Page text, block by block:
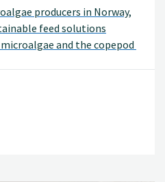
producers in Norway,
feed solutions
and the copepod